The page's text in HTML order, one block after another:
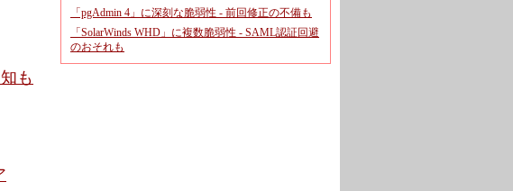
も
「pgAdmin 4」に深刻な脆弱性 - 前回修正の不備も
「SolarWinds WHD」に複数脆弱性 - SAML認証回避
のおそれも